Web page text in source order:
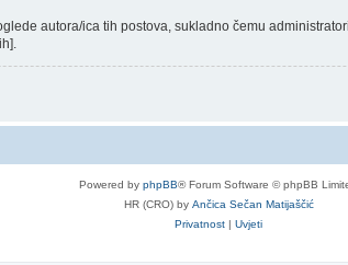
autora/ica tih postova, sukladno čemu
Powered by phpBB® Forum Software © phpBB
HR (CRO) by Ančica Sečan Matijaščić
Privatnost | Uvjeti